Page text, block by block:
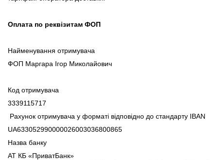
Оплата по реквізитам ФОП
Найменування отримувача
ФОП Маргара Ігор Миколайович
Код отримувача
3339115717
Рахунок отримувача у форматі відповідно до стандарту IBAN
UA633052990000026003036800865
Назва банку
АТ КБ «ПриватБанк»